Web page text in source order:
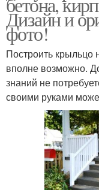
Дизайн и
фото!
Построить крыльцо
вполне возможно.
знаний не
своими руками